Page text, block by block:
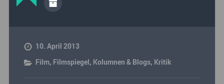
10. April 2013
Film, Filmspiegel, Kolumnen & Blogs, Kritik